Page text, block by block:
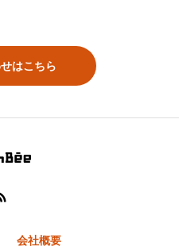
はこちら
会社概要